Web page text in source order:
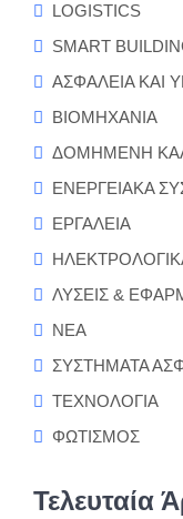
LOGISTICS
SMART
ΑΣΦΑΛΕΙΑ ΚΑΙ
ΒΙΟΜΗΧΑΝΙΑ
ΔΟΜΗΜΕΝΗ
ΕΝΕΡΓΕΙΑΚΑ
ΕΡΓΑΛΕΙΑ
ΛΥΣΕΙΣ &
ΝΕΑ
ΣΥΣΤΗΜΑΤΑ
ΤΕΧΝΟΛΟΓΙΑ
ΦΩΤΙΣΜΟΣ
Τελευταία